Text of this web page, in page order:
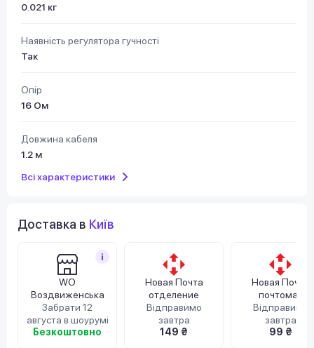
0.021 кг
Наявність регулятора гучності
Так
Опір
16 Ом
Довжина кабеля
1.2 м
Всі характеристики
Доставка в Київ
WO
Воздвиженська
Забрати 12
августа в шоурумі
Безкоштовно
Новая Почта
отделение
Відправимо
завтра
149 ₴
Новая Почта
почтомат
Відправимо
завтра
99 ₴